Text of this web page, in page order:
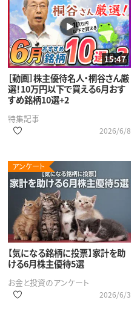
15:47
［動画］株主優待名人・桐谷さん厳
選！10万円以下で買える6月おす
すめ銘柄10選+2
特集記事
2026/6/8
アンケート
【気になる銘柄に投票】家計を助
ける6月株主優待5選
お金と投資のアンケート
2026/6/3